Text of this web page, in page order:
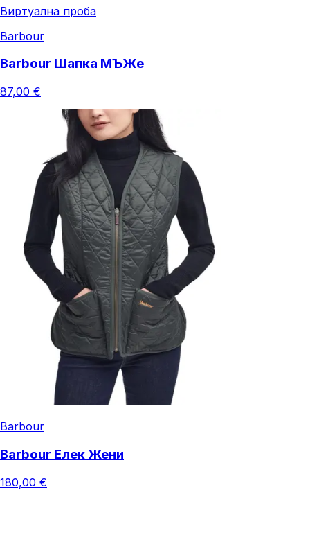
Виртуална проба
Barbour
Barbour Шапка МЪЖe
87,00 €
Barbour
Barbour Елек Жени
180,00 €